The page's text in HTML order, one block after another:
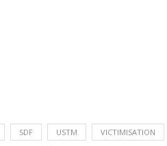
SDF USTM VICTIMISATION